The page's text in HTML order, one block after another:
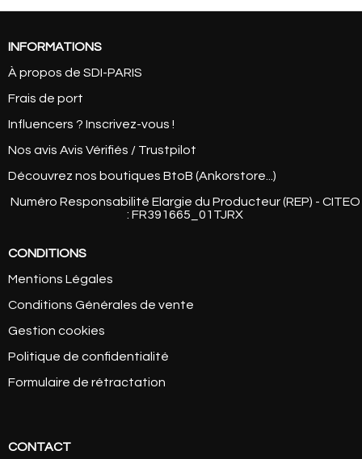
INFORMATIONS
À propos de SDI-PARIS
Frais de port
Influencers ? Inscrivez-vous !
Nos avis Avis Vérifiés / Trustpilot
Découvrez nos boutiques BtoB (Ankorstore...)
Numéro Responsabilité Elargie du Producteur (REP) - CITEO
: FR391665_01TJRX
CONDITIONS
Mentions Légales
Conditions Générales de vente
Gestion cookies
Politique de confidentialité
Formulaire de rétractation
CONTACT